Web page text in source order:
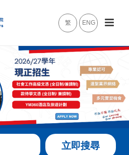
繁 ENG
立即搜尋